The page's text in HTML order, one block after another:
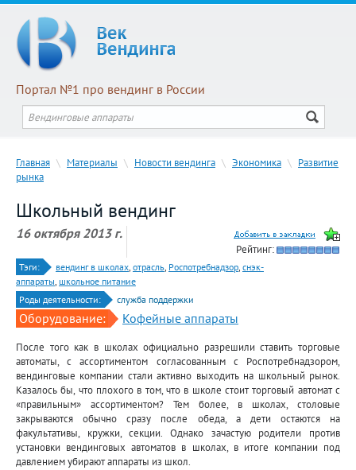
Портал №1 про вендинг в России
Главная \ Материалы \ Новости вендинга \ Экономика \ Развитие
рынка
Школьный вендинг
16 октября 2013 г.
Рейтинг:
Тэги: вендинг в школах, отрасль, Роспотребнадзор, снэк-
аппараты, школьное питание
Роды деятельности:
служба поддержки
Оборудование: Кофейные аппараты
После того как в школах официально разрешили ставить торговые
автоматы, с ассортиментом согласованным с Роспотребнадзором,
вендинговые компании стали активно выходить на школьный рынок.
Казалось бы, что плохого в том, что в школе стоит торговый автомат с
«правильным» ассортиментом? Тем более, в школах, столовые
закрываются обычно сразу после обеда, а дети остаются на
факультативы, кружки, секции. Однако зачастую родители против
установки вендинговых автоматов в школах, в итоге компании под
давлением убирают аппараты из школ.